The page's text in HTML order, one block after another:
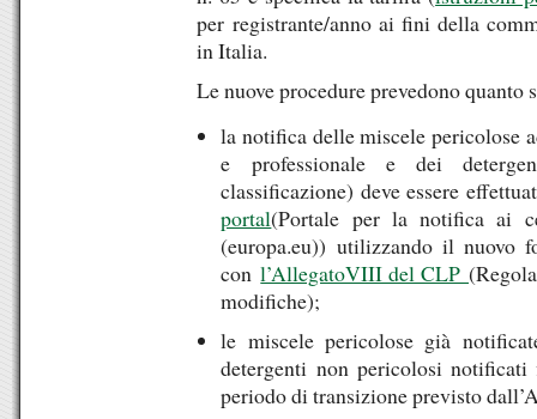
per registrante/anno ai fini della
in Italia.
Le nuove procedure prevedono quanto
la notifica delle miscele pericolose
e professionale e dei
classificazione) deve essere
portal(Portale per la notifica ai
(europa.eu)) utilizzando il nuovo
conl’AllegatoVIII del CLP
modifiche);
le miscele pericolose già
detergenti non pericolosi
periodo di transizione previsto